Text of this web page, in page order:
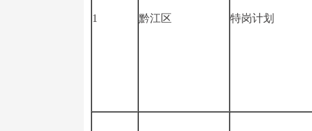
1 黔江区 特岗计划